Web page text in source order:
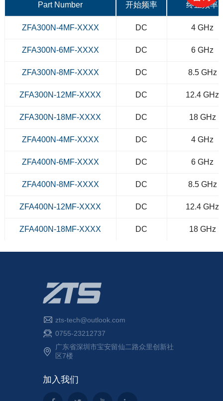
Part Number 开始频率 终止频率
ZFA300N-4MF-XXXX DC 4 GHz
ZFA300N-6MF-XXXX DC 6 GHz
ZFA300N-8MF-XXXX DC 8.5 GHz
ZFA300N-12MF-XXXX DC 12.4 GHz
ZFA300N-18MF-XXXX DC 18 GHz
ZFA400N-4MF-XXXX DC 4 GHz
ZFA400N-6MF-XXXX DC 6 GHz
ZFA400N-8MF-XXXX DC 8.5 GHz
ZFA400N-12MF-XXXX DC 12.4 GHz
ZFA400N-18MF-XXXX DC 18 GHz
ZFA500N-4MF-XXXX DC 4 GHz
ZFA500N-8MF-XXXX
ZFA500N-12MF-XXXX
ZFA600N-6MF-XXXX
zts-tech@outlook.com
0755-23212737
广东省深圳市宝安留仙二路众里创新社
区7楼
加入我们